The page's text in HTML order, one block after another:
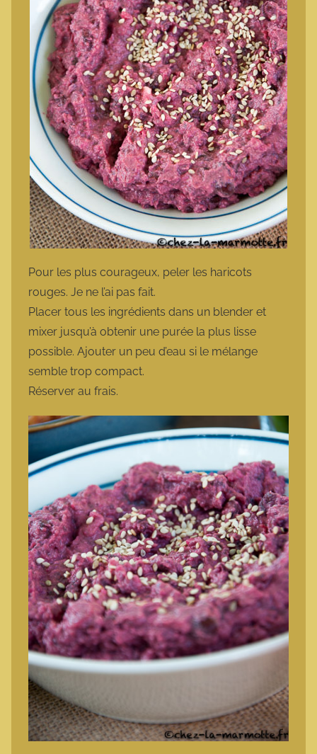
Pour les plus courageux, peler les haricots
rouges. Je ne l’ai pas fait.
Placer tous les ingrédients dans un blender et
mixer jusqu’à obtenir une purée la plus lisse
possible. Ajouter un peu d’eau si le mélange
semble trop compact.
Réserver au frais.